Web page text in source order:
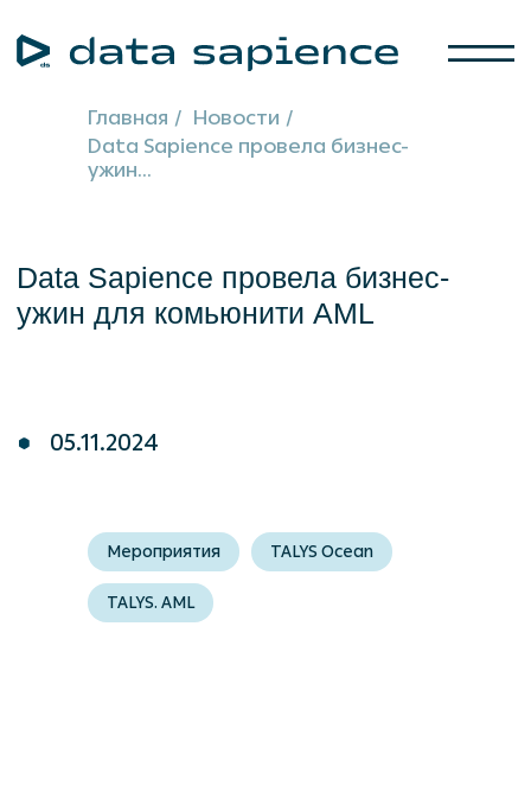
Главная / Новости /
Data Sapience провела бизнес-
ужин...
05.11.2024
Мероприятия TALYS Ocean
TALYS. AML